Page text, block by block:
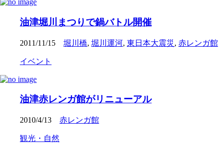
油津堀川まつりで鍋バトル開催
2011/11/15 堀川橋, 堀川運河, 東日本大震災, 赤レンガ館
イベント
油津赤レンガ館がリニューアル
2010/4/13 赤レンガ館
観光・自然